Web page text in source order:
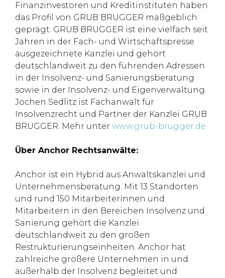
Finanzinvestoren und Kreditinstituten haben
das Profil von GRUB BRUGGER maßgeblich
geprägt. GRUB BRUGGER ist eine vielfach seit
Jahren in der Fach- und Wirtschaftspresse
ausgezeichnete Kanzlei und gehört
deutschlandweit zu den führenden Adressen
in der Insolvenz- und Sanierungsberatung
sowie in der Insolvenz- und Eigenverwaltung.
Jochen Sedlitz ist Fachanwalt für
Insolvenzrecht und Partner der Kanzlei GRUB
BRUGGER. Mehr unter www.grub-brugger.de
Über Anchor Rechtsanwälte:
Anchor ist ein Hybrid aus Anwaltskanzlei und
Unternehmensberatung. Mit 13 Standorten
und rund 150 Mitarbeiterinnen und
Mitarbeitern in den Bereichen Insolvenz und
Sanierung gehört die Kanzlei
deutschlandweit zu den großen
Restrukturierungseinheiten. Anchor hat
zahlreiche größere Unternehmen in und
außerhalb der Insolvenz begleitet und